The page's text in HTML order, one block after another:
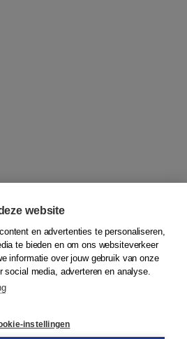
website
en advertenties te personaliseren,
te bieden en om ons websiteverkeer
informatie over jouw gebruik van onze
social media, adverteren en analyse.
instellingen